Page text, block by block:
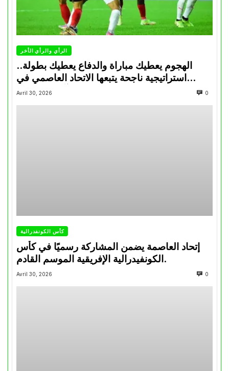
الرأي والرأي الأخر
الهجوم يعطيك مباراة والدفاع يعطيك بطولة..
استراتيجية ناجحة يتبعها الاتحاد العاصمي في
تتويجاته آخر السنوات
Avril 30, 2026 0
كأس الكونفدرالية
إتحاد العاصمة يضمن المشاركة رسميًا في كأس
الكونفيدرالية الإفريقية الموسم القادم.
Avril 30, 2026 0